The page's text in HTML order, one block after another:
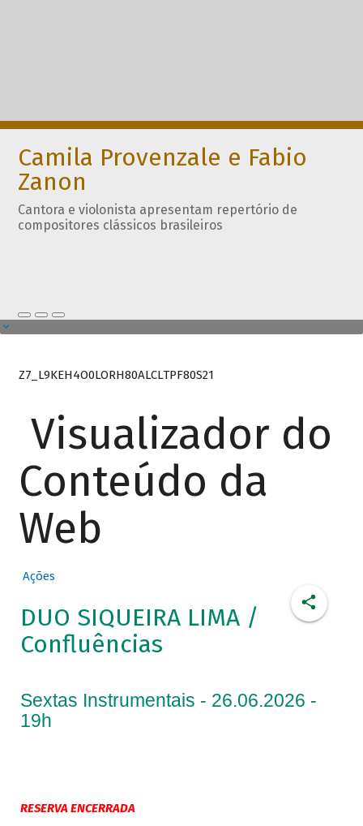
Camila Provenzale e Fabio
Zanon
Cantora e violonista apresentam repertório de
compositores clássicos brasileiros
Z7_L9KEH4O0LORH80ALCLTPF80S21
Visualizador do
Conteúdo da
Web
Ações
DUO SIQUEIRA LIMA /
Confluências
Sextas Instrumentais - 26.06.2026 -
19h
RESERVA ENCERRADA